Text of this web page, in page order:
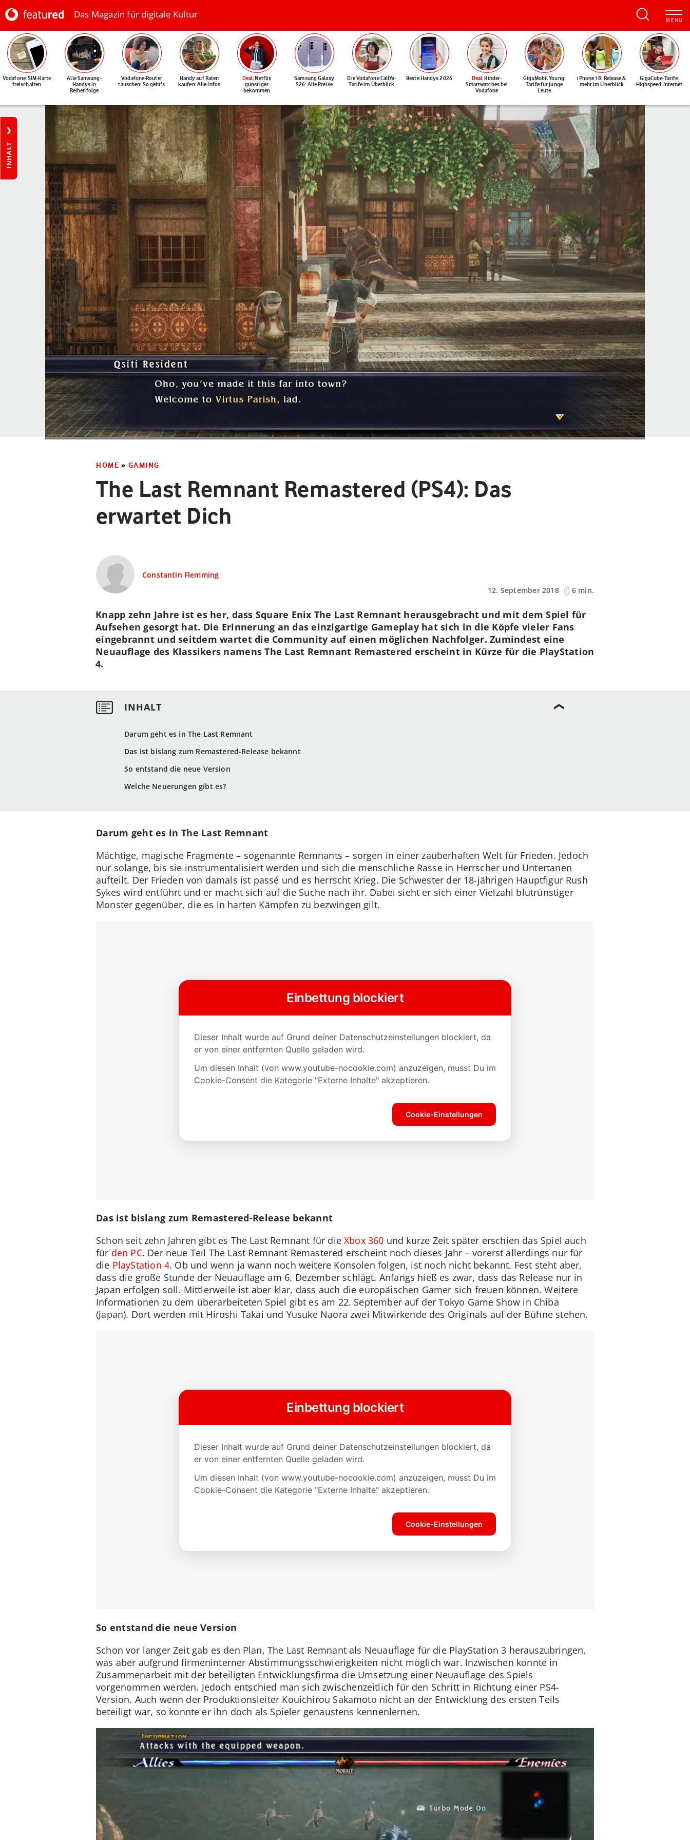
Das Magazin für digitale Kultur
Vodafone: SIM-Karte
freischalten
Alle Samsung-
Handys in
Reihenfolge
Vodafone-Router
tauschen: So geht's
Handy auf Raten
kaufen: Alle Infos
Deal: Netflix
günstiger
bekommen
Samsung Galaxy
S26: Alle Preise
Die Vodafone CallYa-
Tarife im Überblick
Beste Handys 2026 Deal: Kinder-
Smartwatches bei
Vodafone
GigaMobil Young:
Tarife für junge
Leute
iPhone 18: Release &
mehr im Überblick
GigaCube-Tarife:
Highspeed-Internet
INHALT
HOME » GAMING
The Last Remnant Remastered (PS4): Das
erwartet Dich
Constantin Flemming
12. September 2018
6 min.
Darum geht es in The Last Remnant
Das ist bislang zum Remastered-Release bekannt
So entstand die neue Version
Welche Neuerungen gibt es?
Knapp zehn Jahre ist es her, dass Square Enix The Last Remnant herausgebracht und mit dem Spiel für
Aufsehen gesorgt hat. Die Erinnerung an das einzigartige Gameplay hat sich in die Köpfe vieler Fans
eingebrannt und seitdem wartet die Community auf einen möglichen Nachfolger. Zumindest eine
Neuauflage des Klassikers namens The Last Remnant Remastered erscheint in Kürze für die PlayStation
4.
Darum geht es in The Last Remnant
Mächtige, magische Fragmente – sogenannte Remnants – sorgen in einer zauberhaften Welt für Frieden. Jedoch
nur solange, bis sie instrumentalisiert werden und sich die menschliche Rasse in Herrscher und Untertanen
aufteilt. Der Frieden von damals ist passé und es herrscht Krieg. Die Schwester der 18-jährigen Hauptfigur Rush
Sykes wird entführt und er macht sich auf die Suche nach ihr. Dabei sieht er sich einer Vielzahl blutrünstiger
Monster gegenüber, die es in harten Kämpfen zu bezwingen gilt.
Das ist bislang zum Remastered-Release bekannt
Schon seit zehn Jahren gibt es The Last Remnant für dieXbox 360 und kurze Zeit später erschien das Spiel auch
für den PC. Der neue Teil The Last Remnant Remastered erscheint noch dieses Jahr – vorerst allerdings nur für
die PlayStation 4. Ob und wenn ja wann noch weitere Konsolen folgen, ist noch nicht bekannt. Fest steht aber,
dass die große Stunde der Neuauflage am 6. Dezember schlägt. Anfangs hieß es zwar, dass das Release nur in
Japan erfolgen soll. Mittlerweile ist aber klar, dass auch die europäischen Gamer sich freuen können. Weitere
Informationen zu dem überarbeiteten Spiel gibt es am 22. September auf der Tokyo Game Show in Chiba
(Japan). Dort werden mit Hiroshi Takai und Yusuke Naora zwei Mitwirkende des Originals auf der Bühne stehen.
So entstand die neue Version
Schon vor langer Zeit gab es den Plan, The Last Remnant als Neuauflage für die PlayStation 3 herauszubringen,
was aber aufgrund firmeninterner Abstimmungsschwierigkeiten nicht möglich war. Inzwischen konnte in
Zusammenarbeit mit der beteiligten Entwicklungsfirma die Umsetzung einer Neuauflage des Spiels
vorgenommen werden. Jedoch entschied man sich zwischenzeitlich für den Schritt in Richtung einer PS4-
Version. Auch wenn der Produktionsleiter Kouichirou Sakamoto nicht an der Entwicklung des ersten Teils
beteiligt war, so konnte er ihn doch als Spieler genaustens kennenlernen.